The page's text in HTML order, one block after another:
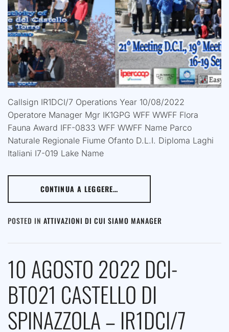
Callsign IR1DCI/7 Operations Year 10/08/2022
Operatore Manager Mgr IK1GPG WFF WWFF Flora
Fauna Award IFF-0833 WFF WWFF Name Parco
Naturale Regionale Fiume Ofanto D.L.I. Diploma Laghi
Italiani I7-019 Lake Name
CONTINUA A LEGGERE…
POSTED IN ATTIVAZIONI DI CUI SIAMO MANAGER
10 AGOSTO 2022 DCI-
BT021 CASTELLO DI
SPINAZZOLA – IR1DCI/7